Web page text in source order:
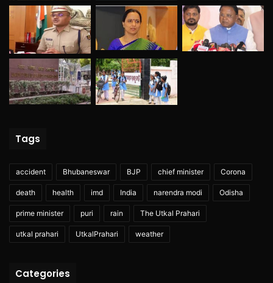
Tags
accident Bhubaneswar BJP chief minister Corona
death health imd India narendra modi Odisha
prime minister puri rain The Utkal Prahari
utkal prahari UtkalPrahari weather
Categories